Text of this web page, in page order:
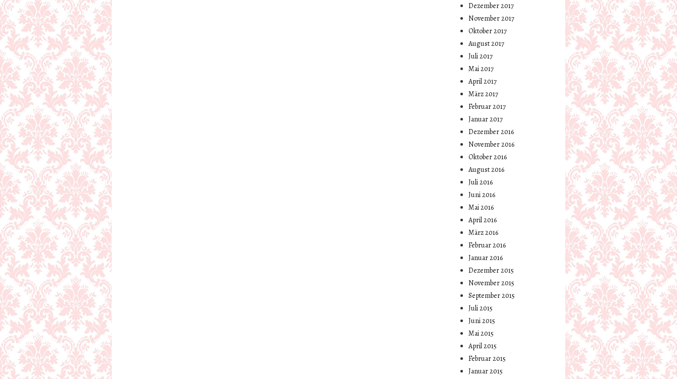
Dezember 2017
November 2017
Oktober 2017
August 2017
Juli 2017
Mai 2017
April 2017
März 2017
Februar 2017
Januar 2017
Dezember 2016
November 2016
Oktober 2016
August 2016
Juli 2016
Juni 2016
Mai 2016
April 2016
März 2016
Februar 2016
Januar 2016
Dezember 2015
November 2015
September 2015
Juli 2015
Juni 2015
Mai 2015
April 2015
Februar 2015
Januar 2015